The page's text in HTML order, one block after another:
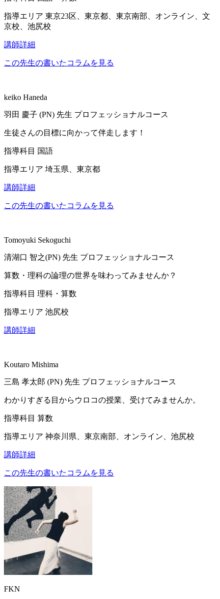
指導エリア 東京23区、東京都、東京南部、オンライン、文
京校、池尻校
講師詳細
この先生の書いたコラムを見る
keiko Haneda
羽田 慶子 (PN) 先生 プロフェッショナルコース
生徒さんの目標に向かって伴走します！
指導科目 国語
指導エリア 埼玉県、東京都
講師詳細
この先生の書いたコラムを見る
Tomoyuki Sekoguchi
清湖口 智之(PN) 先生 プロフェッショナルコース
算数・理科の論理の世界を味わってみませんか？
指導科目 理科・算数
指導エリア 池尻校
講師詳細
Koutaro Mishima
三島 孝太郎 (PN) 先生 プロフェッショナルコース
わかりすぎる目からウロコの授業、受けてみませんか。
指導科目 算数
指導エリア 神奈川県、東京南部、オンライン、池尻校
講師詳細
この先生の書いたコラムを見る
FKN